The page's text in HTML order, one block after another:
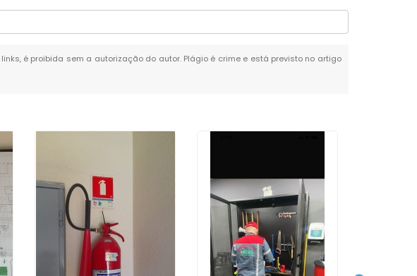
é proibida sem a autorização do autor. Plágio é crime e está previsto no artigo